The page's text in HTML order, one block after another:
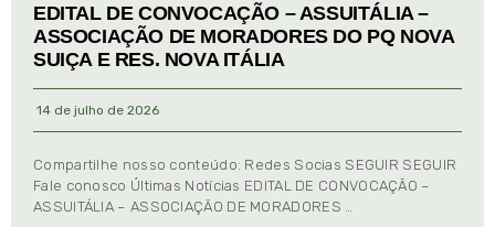
EDITAL DE CONVOCAÇÃO – ASSUITÁLIA –
ASSOCIAÇÃO DE MORADORES DO PQ NOVA
SUIÇA E RES. NOVA ITÁLIA
14 de julho de 2026
Compartilhe nosso conteúdo: Redes Socias SEGUIR SEGUIR
Fale conosco Últimas Notícias EDITAL DE CONVOCAÇÃO –
ASSUITÁLIA – ASSOCIAÇÃO DE MORADORES …